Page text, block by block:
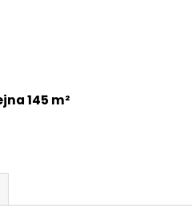
145 m²